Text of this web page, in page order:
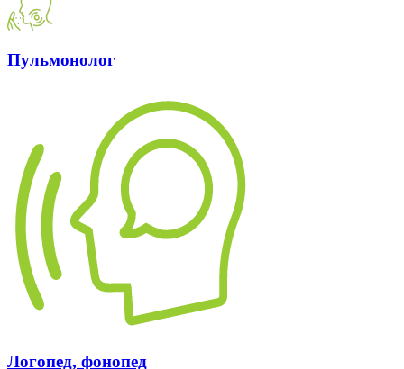
Пульмонолог
Логопед, фонопед